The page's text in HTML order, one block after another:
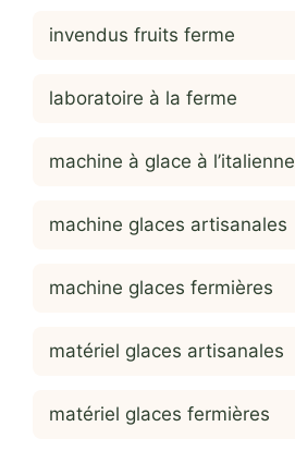
invendus fruits ferme
laboratoire à la ferme
machine à glace à l’italienne
machine glaces artisanales
machine glaces fermières
matériel glaces artisanales
matériel glaces fermières